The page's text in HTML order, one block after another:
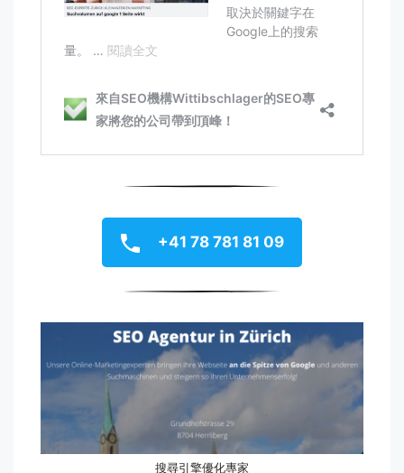
+41 78 781 81 09
搜尋引擎優化專家